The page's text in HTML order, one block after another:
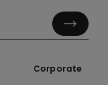
Corporate